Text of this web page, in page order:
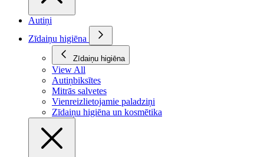
Autiņi
Zīdaiņu higiēna
Zīdaiņu higiēna
View All
Autiņbiksītes
Mitrās salvetes
Vienreizlietojamie paladziņi
Zīdaiņu higiēna un kosmētika